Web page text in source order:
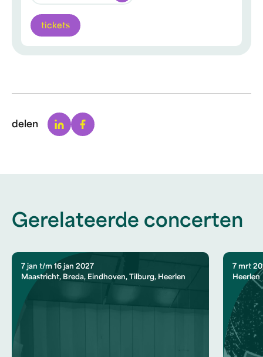
tickets
delen LinkedinFacebook
Gerelateerde concerten
7 jan t/m 16 jan 2027
Maastricht, Breda, Eindhoven, Tilburg, Heerlen
7 mrt
Heerlen